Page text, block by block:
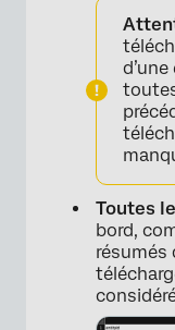
Toutes
bord,
résumés